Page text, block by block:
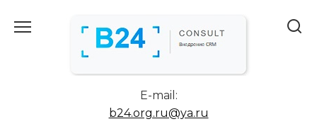
E-mail:
b24.org.ru@ya.ru